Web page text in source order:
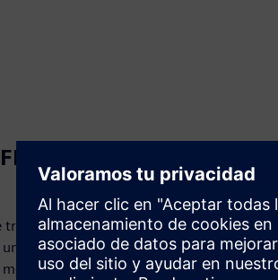
mallado y
de la simulación al incluir el
entorno conectado al solucionador. Los
definir entradas específicas para el